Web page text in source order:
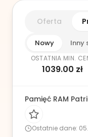
Oferta
Nowy Inny
OSTATNIA MIN.
1039.00 zł
Pamięć RAM
Ostatnie dane: